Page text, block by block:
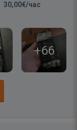
30,00€/час
+66